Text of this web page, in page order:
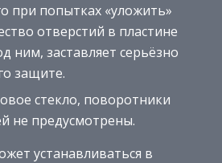
при попытках «уложить»
отверстий в пластине
ним, заставляет серьёзно
защите.
стекло, поворотники
не предусмотрены.
устанавливаться в